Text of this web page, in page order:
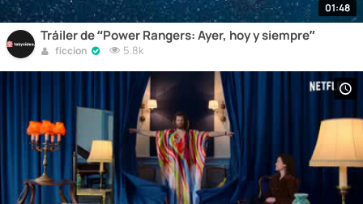
01:48
Tráiler de “Power Rangers: Ayer, hoy y siempre”
ficcion 5.8k